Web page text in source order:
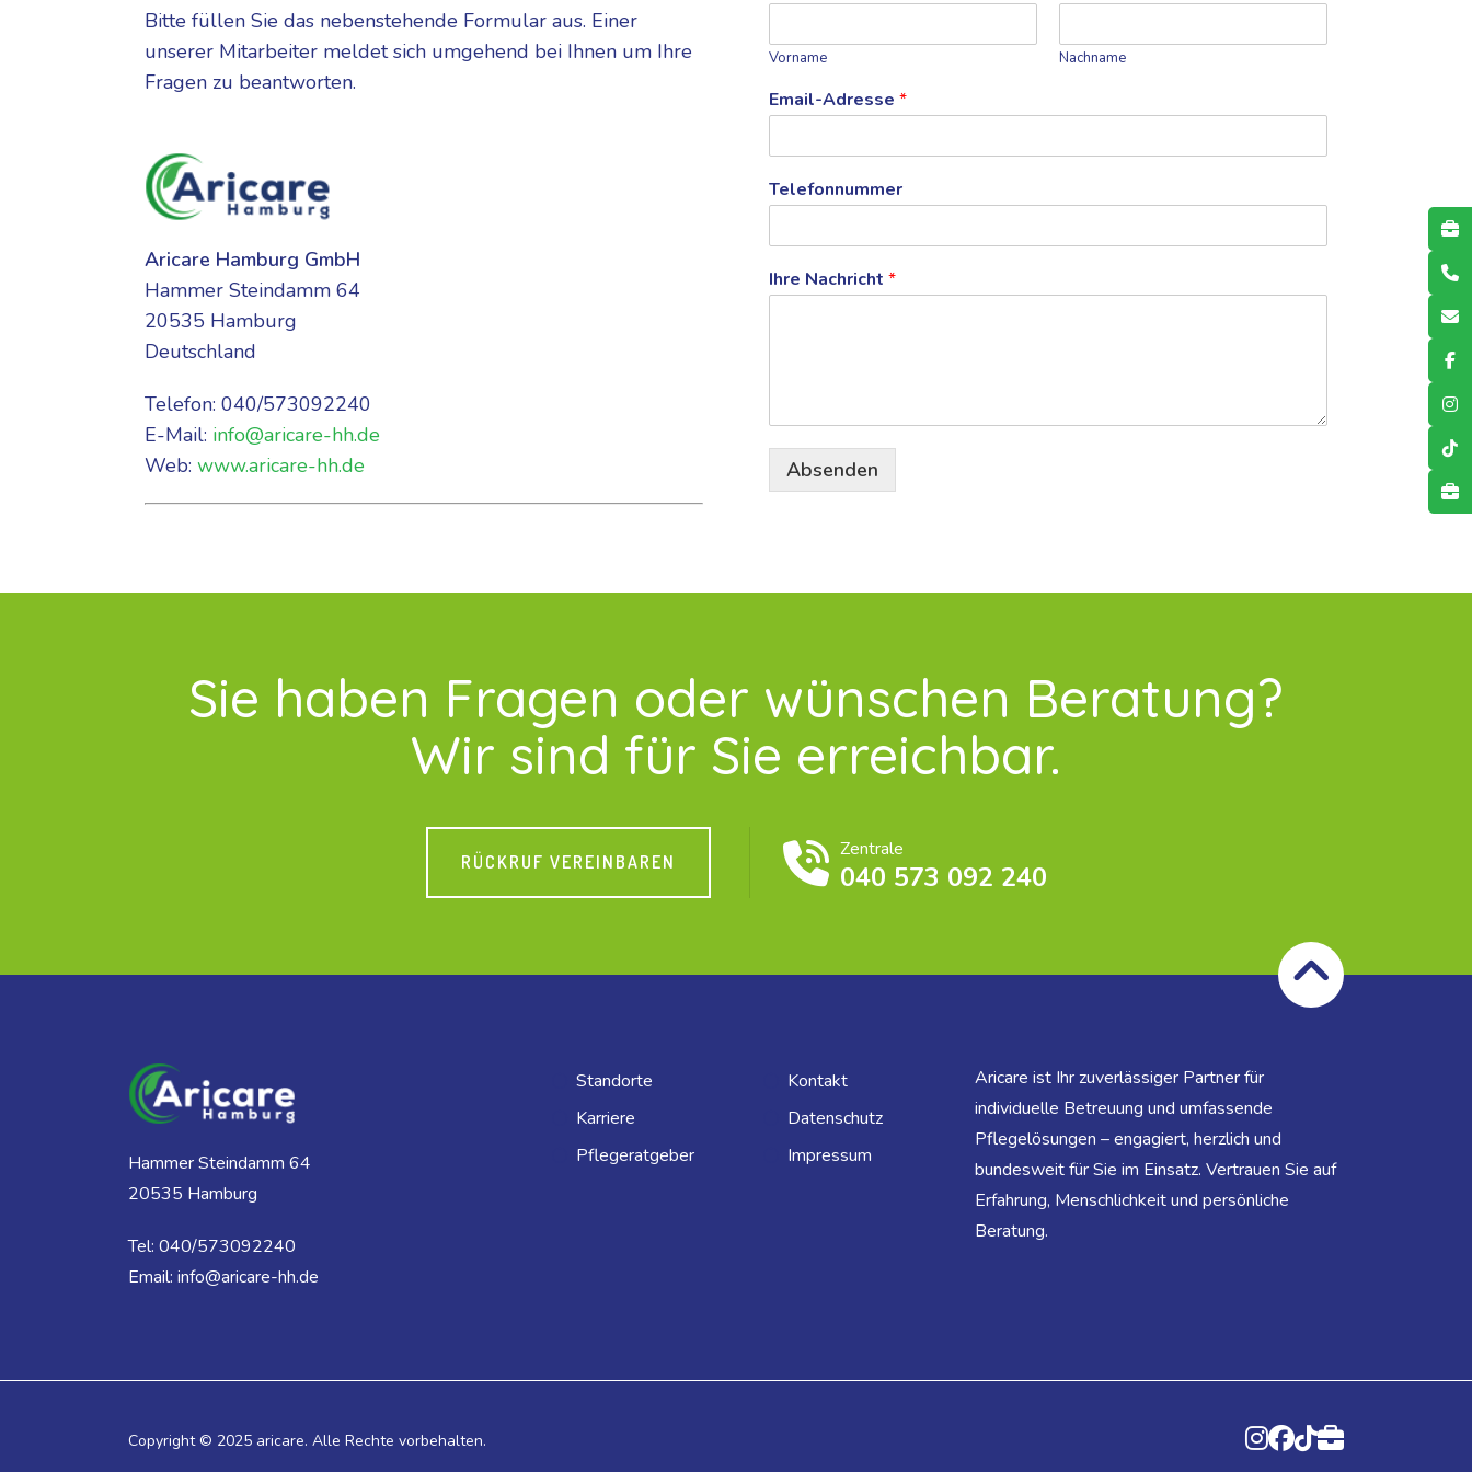
Bitte füllen Sie das nebenstehende Formular aus. Einer
unserer Mitarbeiter meldet sich umgehend bei Ihnen um Ihre
Fragen zu beantworten.
Aricare Hamburg GmbH
Hammer Steindamm 64
20535 Hamburg
Deutschland
Telefon: 040/573092240
E-Mail: info@aricare-hh.de
Web: www.aricare-hh.de
Vorname Nachname
Email-Adresse *
N
a
h
i
c
l
n
m
m
Telefonnummer
Ihre Nachricht *
Absenden
Sie haben Fragen oder wünschen Beratung?
Wir sind für Sie erreichbar.
RÜCKRUF VEREINBAREN
Zentrale
040 573 092 240
Hammer Steindamm 64
20535 Hamburg
Tel: 040/573092240
Email: info@aricare-hh.de
Standorte
Karriere
Pflegeratgeber
Kontakt
Datenschutz
Impressum
Aricare ist Ihr zuverlässiger Partner für
individuelle Betreuung und umfassende
Pflegelösungen – engagiert, herzlich und
bundesweit für Sie im Einsatz. Vertrauen Sie auf
Erfahrung, Menschlichkeit und persönliche
Beratung.
Copyright © 2025 aricare. Alle Rechte vorbehalten.